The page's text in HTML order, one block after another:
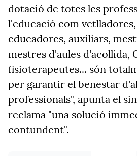
dotació de totes les
l'educació com
educadores, auxiliars,
mestres d'aules d'acollida,
fisioterapeutes... són
per garantir el benestar
professionals", apunta el
reclama "una solució
contundent".